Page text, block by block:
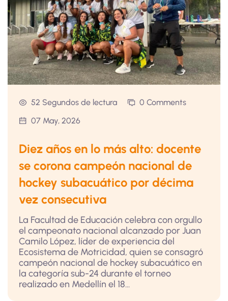
52 Segundos de lectura
0 Comments
07 May, 2026
Diez años en lo más alto: docente
se corona campeón nacional de
hockey subacuático por décima
vez consecutiva
La Facultad de Educación celebra con orgullo
el campeonato nacional alcanzado por Juan
Camilo López, líder de experiencia del
Ecosistema de Motricidad, quien se consagró
campeón nacional de hockey subacuático en
la categoría sub-24 durante el torneo
realizado en Medellín el 18...